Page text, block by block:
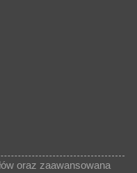
oraz zaawansowana